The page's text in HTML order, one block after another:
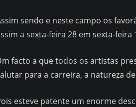
sendo e neste campo os
a sexta-feira 28 em sexta-feira
facto a que todos os artistas
para a carreira, a natureza
esteve patente um enorme